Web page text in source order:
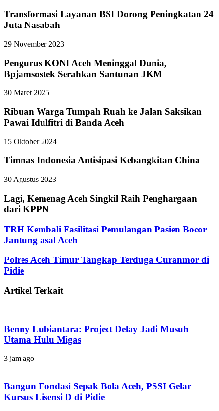
Transformasi Layanan BSI Dorong Peningkatan 24
Juta Nasabah
29 November 2023
Pengurus KONI Aceh Meninggal Dunia,
Bpjamsostek Serahkan Santunan JKM
30 Maret 2025
Ribuan Warga Tumpah Ruah ke Jalan Saksikan
Pawai Idulfitri di Banda Aceh
15 Oktober 2024
Timnas Indonesia Antisipasi Kebangkitan China
30 Agustus 2023
Lagi, Kemenag Aceh Singkil Raih Penghargaan
dari KPPN
TRH Kembali Fasilitasi Pemulangan Pasien Bocor
Jantung asal Aceh
Polres Aceh Timur Tangkap Terduga Curanmor di
Pidie
Artikel Terkait
Benny Lubiantara: Project Delay Jadi Musuh
Utama Hulu Migas
3 jam ago
Bangun Fondasi Sepak Bola Aceh, PSSI Gelar
Kursus Lisensi D di Pidie